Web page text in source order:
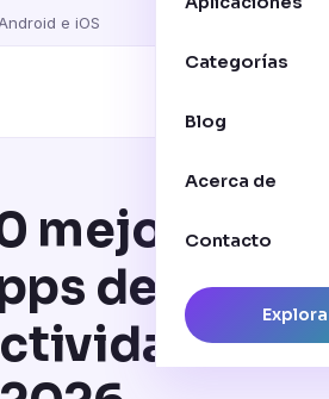
e iOS
Categorías
Blog
Acerca de
Contacto
mejores
de
en